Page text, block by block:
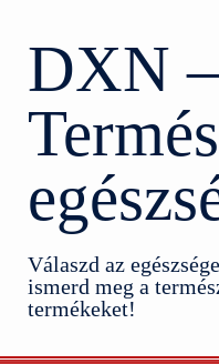
DXN –
Válaszd az
ismerd meg a
termékeket!